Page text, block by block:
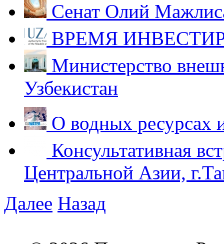
Сенат Олий
ВРЕМЯ
Министерство
Узбекистан
О водных ресурсах
Консультативная
Центральной Азии,
Далее Назад